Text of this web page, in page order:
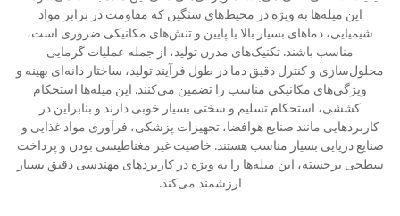
این میله‌ها به ویژه در محیط‌های سنگین که مقاومت در برابر مواد
شیمیایی، دماهای بسیار بالا یا پایین و تنش‌های مکانیکی ضروری است،
مناسب باشند. تکنیک‌های مدرن تولید، از جمله عملیات گرمایی
محلول‌سازی و کنترل دقیق دما در طول فرآیند تولید، ساختار دانه‌ای بهینه و
ویژگی‌های مکانیکی مناسب را تضمین می‌کنند. این میله‌ها استحکام
کششی، استحکام تسلیم و سختی بسیار خوبی دارند و بنابراین در
کاربردهایی مانند صنایع هوافضا، تجهیزات پزشکی، فرآوری مواد غذایی و
صنایع دریایی بسیار مناسب هستند. خاصیت غیر مغناطیسی بودن و پرداخت
سطحی برجسته، این میله‌ها را به ویژه در کاربردهای مهندسی دقیق بسیار
ارزشمند می‌کند.